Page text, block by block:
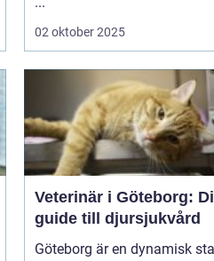
02 oktober 2025
Veterinär i Göteborg:
guide till djursjukvård
Göteborg är en dynamisk